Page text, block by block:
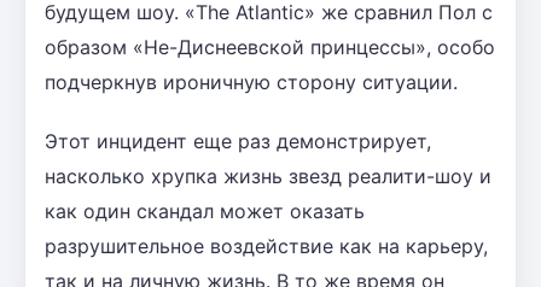
будущем шоу. «The Atlantic» же сравнил Пол с
образом «Не-Диснеевской принцессы», особо
подчеркнув ироничную сторону ситуации.
Этот инцидент еще раз демонстрирует,
насколько хрупка жизнь звезд реалити-шоу и
как один скандал может оказать
разрушительное воздействие как на карьеру,
так и на личную жизнь. В то же время он